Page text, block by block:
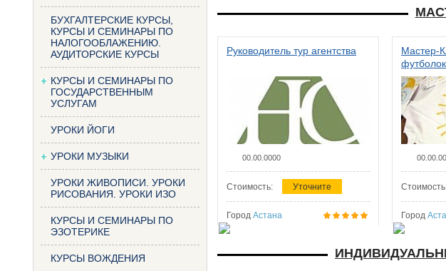
БУХГАЛТЕРСКИЕ КУРСЫ,
КУРСЫ И СЕМИНАРЫ ПО
НАЛОГООБЛАЖЕНИЮ.
АУДИТОРСКИЕ КУРСЫ
КУРСЫ И СЕМИНАРЫ ПО
ГОСУДАРСТВЕННЫМ
УСЛУГАМ
УРОКИ ЙОГИ
УРОКИ МУЗЫКИ
УРОКИ ЖИВОПИСИ. УРОКИ
РИСОВАНИЯ. УРОКИ ИЗО
КУРСЫ И СЕМИНАРЫ ПО
ЭЗОТЕРИКЕ
КУРСЫ ВОЖДЕНИЯ
Руководитель тур агентства
00.00.0000
Стоимость: Уточните
Город Астана
Мастер-
футболок
Город